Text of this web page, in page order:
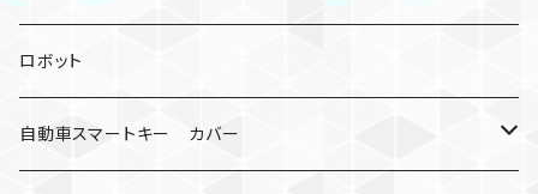
サソリ
クモ
ロボット
自動車スマートキー カバー